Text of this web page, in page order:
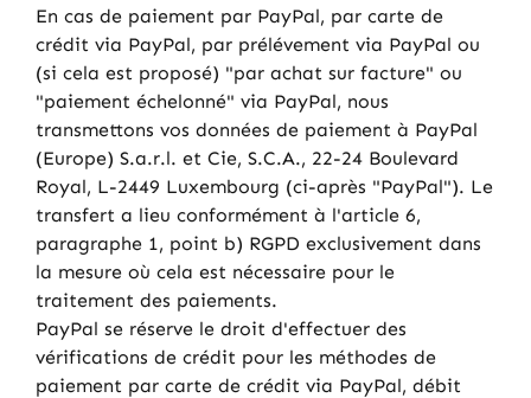
En cas de paiement par PayPal, par carte de
crédit via PayPal, par prélévement via PayPal ou
(si cela est proposé) "par achat sur facture" ou
"paiement échelonné" via PayPal, nous
transmettons vos données de paiement à PayPal
(Europe) S.a.r.l. et Cie, S.C.A., 22-24 Boulevard
Royal, L-2449 Luxembourg (ci-après "PayPal"). Le
transfert a lieu conformément à l'article 6,
paragraphe 1, point b) RGPD exclusivement dans
la mesure où cela est nécessaire pour le
traitement des paiements.
PayPal se réserve le droit d'effectuer des
vérifications de crédit pour les méthodes de
paiement par carte de crédit via PayPal, débit